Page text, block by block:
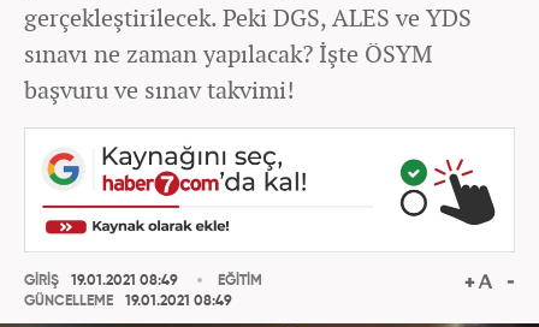
gerçekleştirilecek. Peki DGS, ALES ve YDS
sınavı ne zaman yapılacak? İşte ÖSYM
başvuru ve sınav takvimi!
GİRİŞ
19.01.2021 08:49
GÜNCELLEME
19.01.2021 08:49
EĞİTİM